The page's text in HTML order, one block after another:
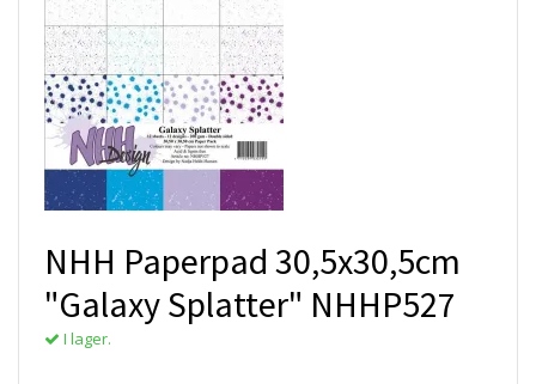
NHH Paperpad 30,5x30,5cm
"Galaxy Splatter" NHHP527
I lager.